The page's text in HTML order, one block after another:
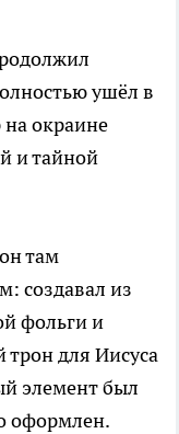
ушёл в
окраине
и тайной
там
создавал из
фольги и
для Иисуса
элемент был
оформлен.